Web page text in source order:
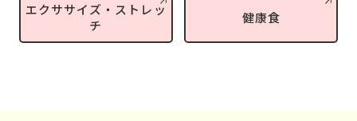
エクササイズ・ストレッ
チ
健康食